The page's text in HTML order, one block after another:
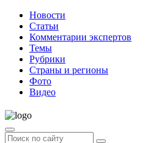
Новости
Статьи
Комментарии экспертов
Темы
Рубрики
Страны и регионы
Фото
Видео